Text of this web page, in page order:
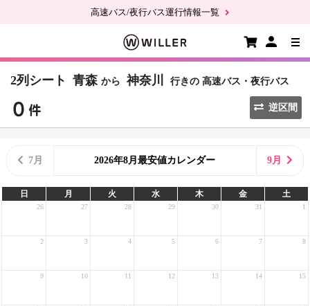
高速バス/夜行バス運行情報一覧
2列シート 青森 から 神奈川 行きの 高速バス・夜行バス
逆区間
7月 2026年8月最安値カレンダー 9月
日 月 火 水 木 金 土
26 27 28 29 30 31 1
2 3 4 5 6 7 8
9 10 11 12 13 14 15